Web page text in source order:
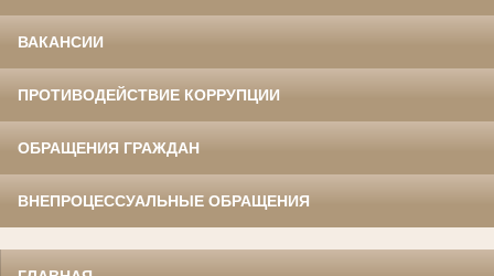
ВАКАНСИИ
ПРОТИВОДЕЙСТВИЕ КОРРУПЦИИ
ОБРАЩЕНИЯ ГРАЖДАН
ВНЕПРОЦЕССУАЛЬНЫЕ ОБРАЩЕНИЯ